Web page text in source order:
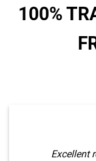
100%
Excellent